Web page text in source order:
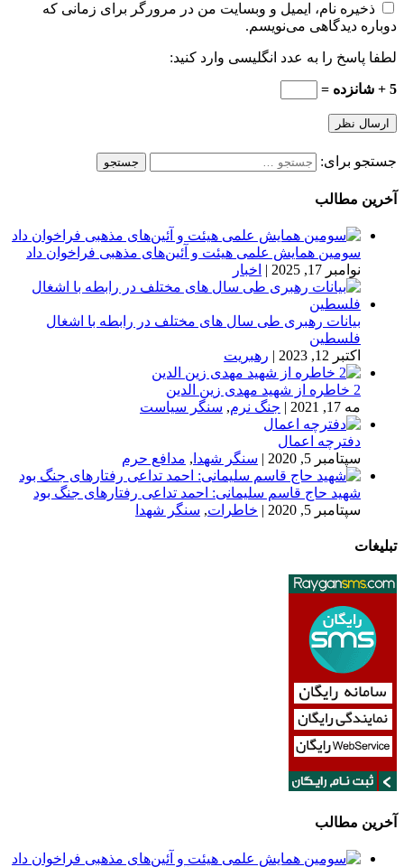
ذخیره نام، ایمیل و وبسایت من در مرورگر برای زمانی که
دوباره دیدگاهی می‌نویسم.
لطفا پاسخ را به عدد انگلیسی وارد کنید:
5 + شانزده =
جستجو برای:
آخرین مطالب
سومین همایش علمی هیئت و آئین‌های مذهبی فراخوان داد
نوامبر 17, 2025
| اخبار
بیانات رهبری طی سال های مختلف در رابطه با اشغال
فلسطین
اکتبر 12, 2023
| رهبریت
2 خاطره از شهید مهدی زین الدین
مه 17, 2021
| جنگ نرم, سنگر سیاست
دفترچه اعمال
سپتامبر 5, 2020
| سنگر شهدا , مدافع حرم
شهید حاج قاسم سلیمانی: احمد تداعی رفتارهای جنگ بود
سپتامبر 5, 2020
| خاطرات, سنگر شهدا
تبلیغات
آخرین مطالب